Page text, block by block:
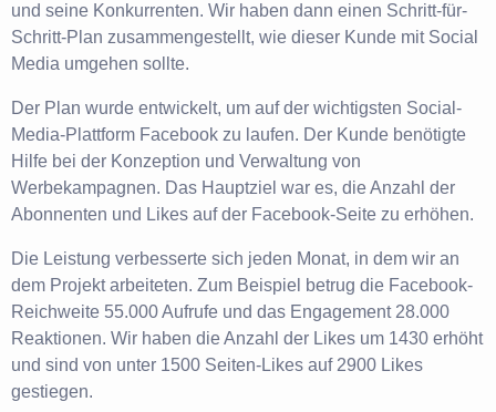
und seine Konkurrenten. Wir haben dann einen Schritt-für-
Schritt-Plan zusammengestellt, wie dieser Kunde mit Social
Media umgehen sollte.
Der Plan wurde entwickelt, um auf der wichtigsten Social-
Media-Plattform Facebook zu laufen. Der Kunde benötigte
Hilfe bei der Konzeption und Verwaltung von
Werbekampagnen. Das Hauptziel war es, die Anzahl der
Abonnenten und Likes auf der Facebook-Seite zu erhöhen.
Die Leistung verbesserte sich jeden Monat, in dem wir an
dem Projekt arbeiteten. Zum Beispiel betrug die Facebook-
Reichweite 55.000 Aufrufe und das Engagement 28.000
Reaktionen. Wir haben die Anzahl der Likes um 1430 erhöht
und sind von unter 1500 Seiten-Likes auf 2900 Likes
gestiegen.